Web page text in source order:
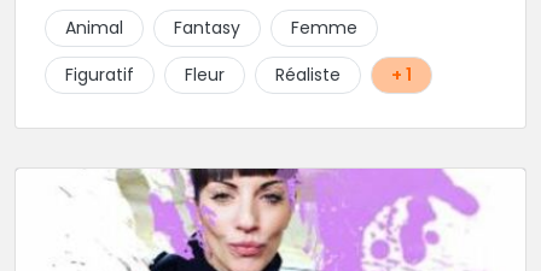
de votre projet avec lui.
Animal Fantasy
Femme
Figuratif
Fleur Réaliste + 1